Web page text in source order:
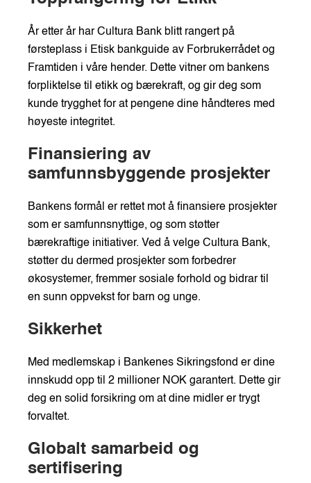
År etter år har Cultura Bank blitt rangert på
førsteplass i Etisk bankguide av Forbrukerrådet og
Framtiden i våre hender. Dette vitner om bankens
forpliktelse til etikk og bærekraft, og gir deg som
kunde trygghet for at pengene dine håndteres med
høyeste integritet.
Finansiering av
samfunnsbyggende prosjekter
Bankens formål er rettet mot å finansiere prosjekter
som er samfunnsnyttige, og som støtter
bærekraftige initiativer. Ved å velge Cultura Bank,
støtter du dermed prosjekter som forbedrer
økosystemer, fremmer sosiale forhold og bidrar til
en sunn oppvekst for barn og unge.
Sikkerhet
Med medlemskap i Bankenes Sikringsfond er dine
innskudd opp til 2 millioner NOK garantert. Dette gir
deg en solid forsikring om at dine midler er trygt
forvaltet.
Globalt samarbeid og
sertifisering